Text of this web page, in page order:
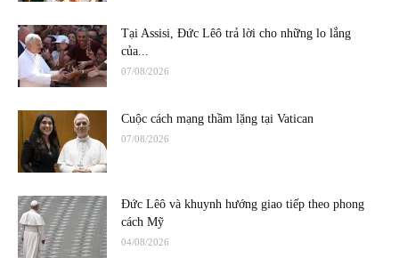
Tại Assisi, Đức Lêô trả lời cho những lo lắng
của...
07/08/2026
Cuộc cách mạng thầm lặng tại Vatican
07/08/2026
Đức Lêô và khuynh hướng giao tiếp theo phong
cách Mỹ
04/08/2026